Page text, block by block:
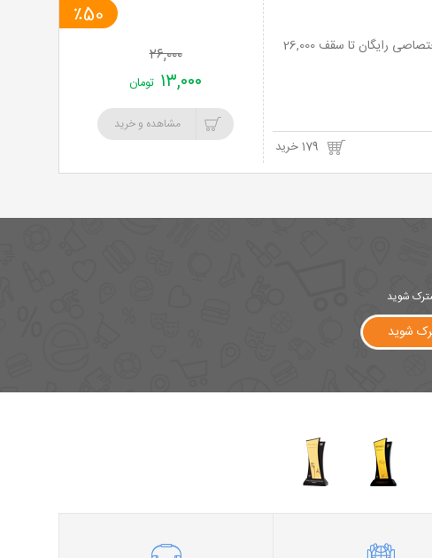
رستوران سنتی شهربانو با منوی باز غذاهای لذیذ واقع در شهرک غرب با پارکینگ اختصاصی رایگان تا سقف 26,000
٪50
۲۶,۰۰۰
۱۳,۰۰۰ تومان
مشاهده و خرید
شوید
شوید